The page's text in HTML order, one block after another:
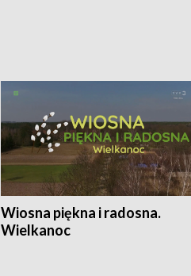
Wiosna piękna i radosna.
Wielkanoc